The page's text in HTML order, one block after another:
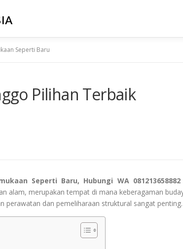
Seperti Baru
Pilihan Terbaik
Seperti Baru, Hubungi WA 081213658882
alam, merupakan tempat di mana keberagaman
perawatan dan pemeliharaan struktural sangat penting.